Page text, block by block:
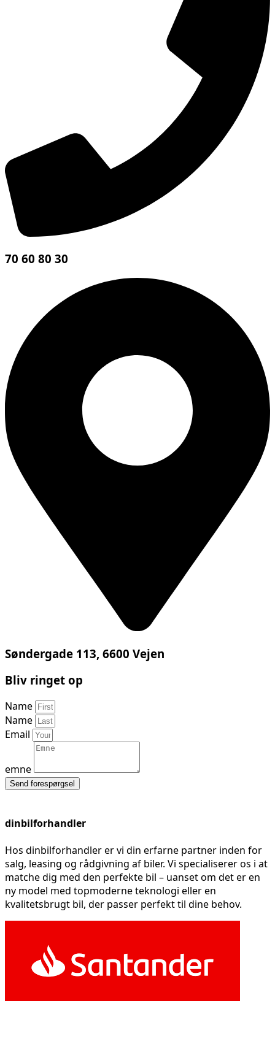
70 60 80 30
Søndergade 113, 6600 Vejen
Bliv ringet op
Name
Name
Email
emne
Send forespørgsel
dinbilforhandler
Hos dinbilforhandler er vi din erfarne partner inden for
salg, leasing og rådgivning af biler. Vi specialiserer os i at
matche dig med den perfekte bil – uanset om det er en
ny model med topmoderne teknologi eller en
kvalitetsbrugt bil, der passer perfekt til dine behov.